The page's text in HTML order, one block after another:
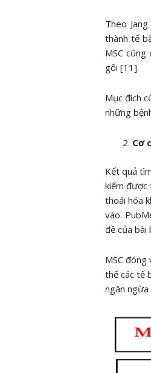
Theo
thành tế
MSC
gối [11].
Mục đích
những
Cơ
Kết quả
kiếm được
thoái hóa
vào.
đề của bài
MSC
thế các tế
ngăn